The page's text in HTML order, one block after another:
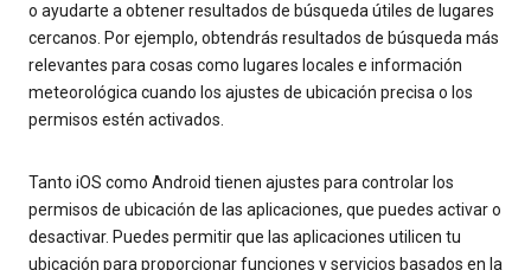
o ayudarte a obtener resultados de búsqueda útiles de lugares
cercanos. Por ejemplo, obtendrás resultados de búsqueda más
relevantes para cosas como lugares locales e información
meteorológica cuando los ajustes de ubicación precisa o los
permisos estén activados.
Tanto iOS como Android tienen ajustes para controlar los
permisos de ubicación de las aplicaciones, que puedes activar o
desactivar. Puedes permitir que las aplicaciones utilicen tu
ubicación para proporcionar funciones y servicios basados en la